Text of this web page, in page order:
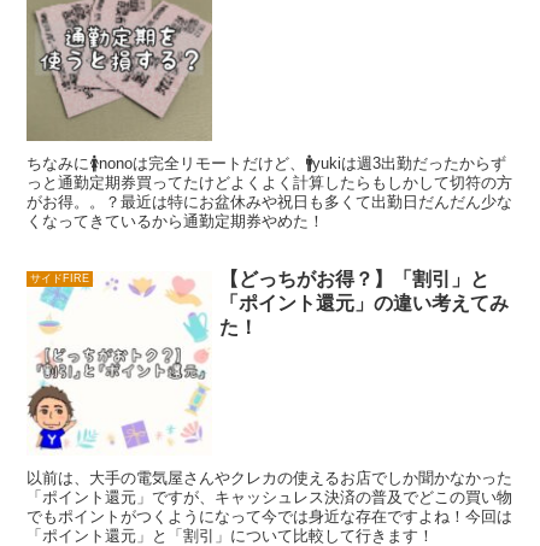
ちなみに🚺nonoは完全リモートだけど、🚹yukiは週3出勤だったからず
っと通勤定期券買ってたけどよくよく計算したらもしかして切符の方
がお得。。？最近は特にお盆休みや祝日も多くて出勤日だんだん少な
くなってきているから通勤定期券やめた！
サイドFIRE
【どっちがお得？】「割引」と
「ポイント還元」の違い考えてみ
た！
以前は、大手の電気屋さんやクレカの使えるお店でしか聞かなかった
「ポイント還元」ですが、キャッシュレス決済の普及でどこの買い物
でもポイントがつくようになって今では身近な存在ですよね！今回は
「ポイント還元」と「割引」について比較して行きます！